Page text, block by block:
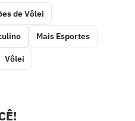
de Vôlei
Mais Esportes
Vôlei